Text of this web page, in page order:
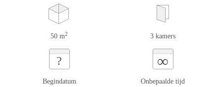
50 m2 3 kamers
?
Begindatum
∞
Onbepaalde tijd